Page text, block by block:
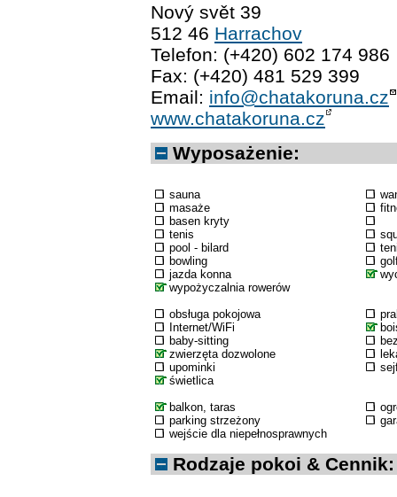
Nový svět 39
512 46 Harrachov
Telefon: (+420) 602 174 986
Fax: (+420) 481 529 399
Email: info@chatakoruna.cz
www.chatakoruna.cz
Wyposażenie:
sauna
masaże
basen kryty
tenis
pool - bilard
bowling
jazda konna
wypożyczalnia rowerów
obsługa pokojowa
Internet/WiFi
baby-sitting
zwierzęta dozwolone
upominki
świetlica
balkon, taras
parking strzeżony
wejście dla niepełnosprawnych
Rodzaje pokoi & Cennik: